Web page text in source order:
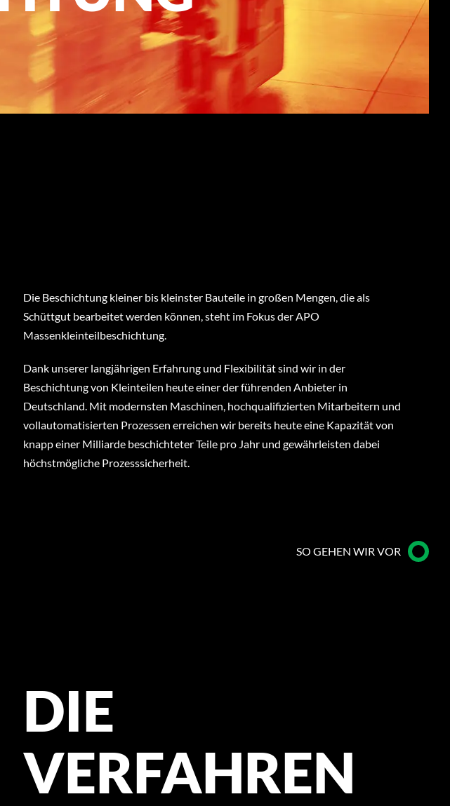
Die Beschichtung kleiner bis kleinster Bauteile in großen Mengen, die als
Schüttgut bearbeitet werden können, steht im Fokus der APO
Massenkleinteilbeschichtung.
Dank unserer langjährigen Erfahrung und Flexibilität sind wir in der
Beschichtung von Kleinteilen heute einer der führenden Anbieter in
Deutschland. Mit modernsten Maschinen, hochqualifizierten Mitarbeitern und
vollautomatisierten Prozessen erreichen wir bereits heute eine Kapazität von
knapp einer Milliarde beschichteter Teile pro Jahr und gewährleisten dabei
höchstmögliche Prozesssicherheit.
SO GEHEN WIR VOR
DIE
VERFAHREN